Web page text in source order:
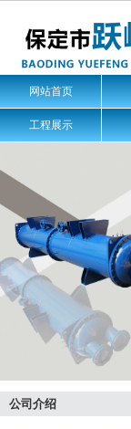
网站首页
工程展示
公司介绍